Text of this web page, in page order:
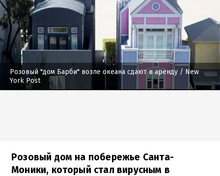
Розовый "дом Барби" возле океана сдают в аренду / New
York Post
Розовый дом на побережье Санта-
Моники, который стал вирусным в